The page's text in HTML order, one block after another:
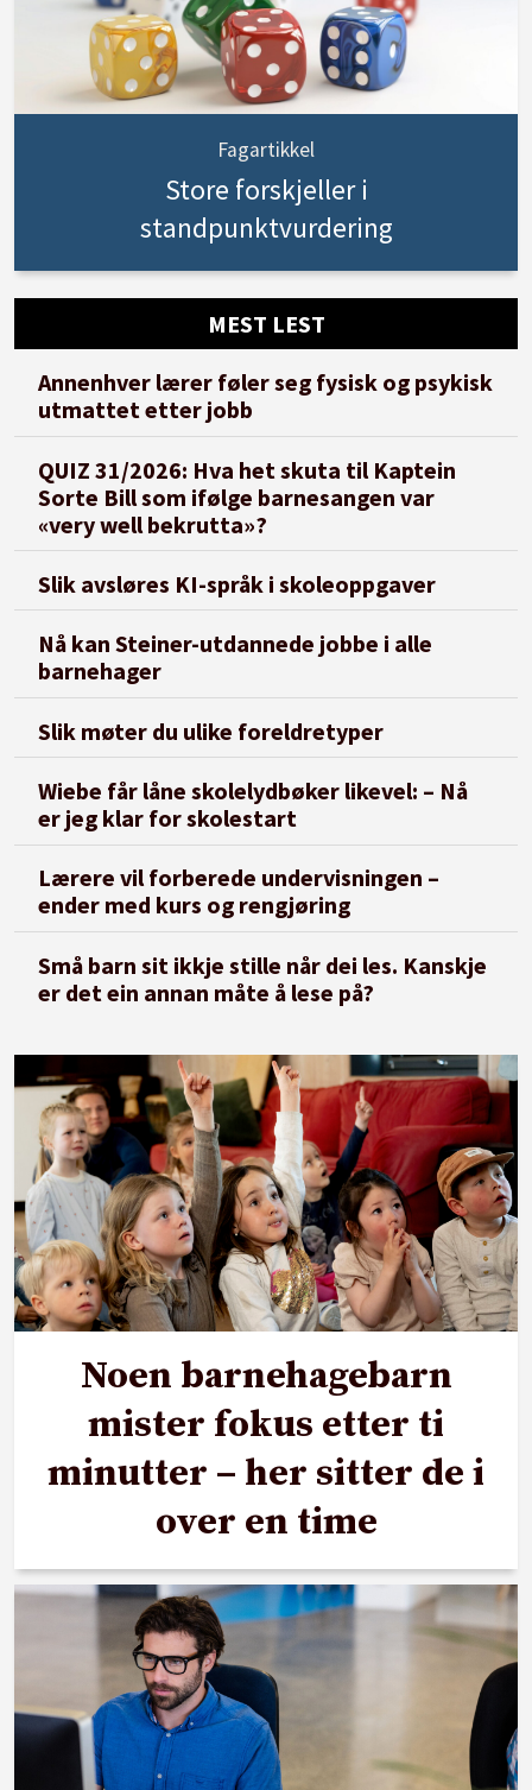
Fagartikkel
Store forskjeller i
standpunktvurdering
MEST LEST
Annenhver lærer føler seg fysisk og psykisk
utmattet etter jobb
QUIZ 31/2026: Hva het skuta til Kaptein
Sorte Bill som ifølge barnesangen var
«very well bekrutta»?
Slik avsløres KI-språk i skoleoppgaver
Nå kan Steiner-utdannede jobbe i alle
barnehager
Slik møter du ulike foreldretyper
Wiebe får låne skolelydbøker likevel: – Nå
er jeg klar for skolestart
Lærere vil forberede undervisningen –
ender med kurs og rengjøring
Små barn sit ikkje stille når dei les. Kanskje
er det ein annan måte å lese på?
Noen barnehagebarn
mister fokus etter ti
minutter – her sitter de i
over en time